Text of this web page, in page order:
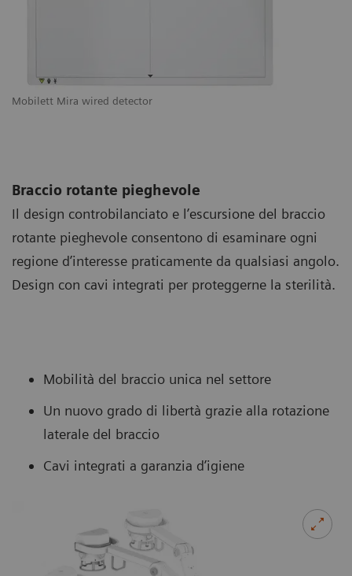
Mobilett Mira wired detector
Braccio rotante pieghevole
Il design controbilanciato e l’escursione del braccio
rotante pieghevole consentono di esaminare ogni
regione d’interesse praticamente da qualsiasi angolo.
Design con cavi integrati per proteggerne la sterilità.
Mobilità del braccio unica nel settore
Un nuovo grado di libertà grazie alla rotazione
laterale del braccio
Cavi integrati a garanzia d’igiene